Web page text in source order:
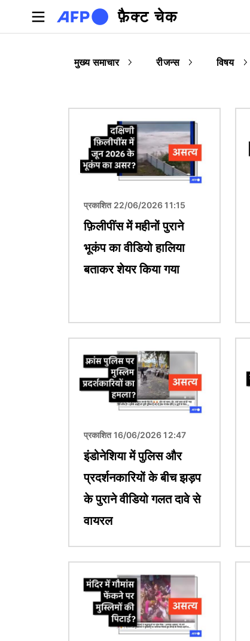
Skip to main content
फ़ैक्ट चेक
मुख्य समाचार रीजन्स विषय
प्रकाशित 22/06/2026 11:15
फ़िलीपींस में महीनों पुराने
भूकंप का वीडियो हालिया
बताकर शेयर किया गया
प्रकाशित 16/06/2026 12:47
इंडोनेशिया में पुलिस और
प्रदर्शनकारियों के बीच झड़प
के पुराने वीडियो गलत दावे से
वायरल